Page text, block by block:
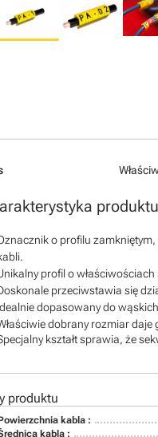
produktu
o profilu
profil o
przeciwstawia się
dopasowany do
dobrany rozmiar
kształt sprawia, że
produktu
kabla :
kabla :